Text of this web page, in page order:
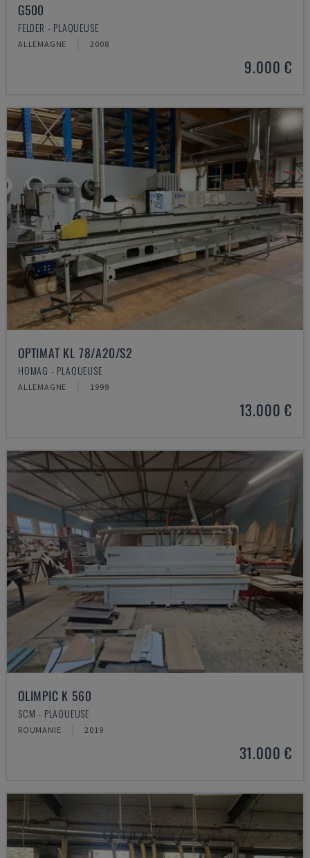
G500
FELDER - PLAQUEUSE
ALLEMAGNE 2008
9.000 €
OPTIMAT KL 78/A20/S2
HOMAG - PLAQUEUSE
ALLEMAGNE 1999
13.000 €
OLIMPIC K 560
SCM - PLAQUEUSE
ROUMANIE 2019
31.000 €